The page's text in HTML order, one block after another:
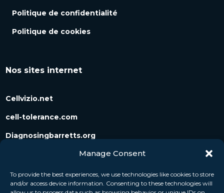
Manage Consent
To provide the best experiences, we use technologies like cookies to store
and/or access device information. Consenting to these technologies will
Politique de confidentialité
Politique de cookies
Nos sites internet
Cellvizio.net
cell-tolerance.com
Diagnosingbarretts.org
Diagnosingpancreaticcysts.org
Suivez-nous